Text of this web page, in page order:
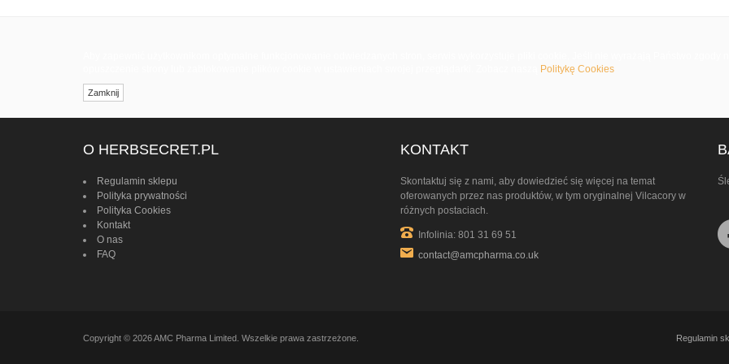
Politykę Cookies
Zamknij
O HERBSECRET.PL
Regulamin sklepu
Polityka prywatności
Polityka Cookies
Kontakt
O nas
FAQ
KONTAKT
Skontaktuj się z nami, aby dowiedzieć się więcej na temat
oferowanych przez nas produktów, w tym oryginalnej Vilcacory w
różnych postaciach.
Infolinia: 801 31 69 51
contact@amcpharma.co.uk
Copyright © 2026 AMC Pharma Limited. Wszelkie prawa zastrzeżone. Regulamin